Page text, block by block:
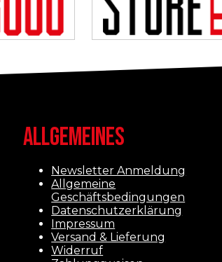
ALLGEMEINES
Newsletter Anmeldung
Allgemeine
Geschäftsbedingungen
Datenschutzerklärung
Impressum
Versand & Lieferung
Widerruf